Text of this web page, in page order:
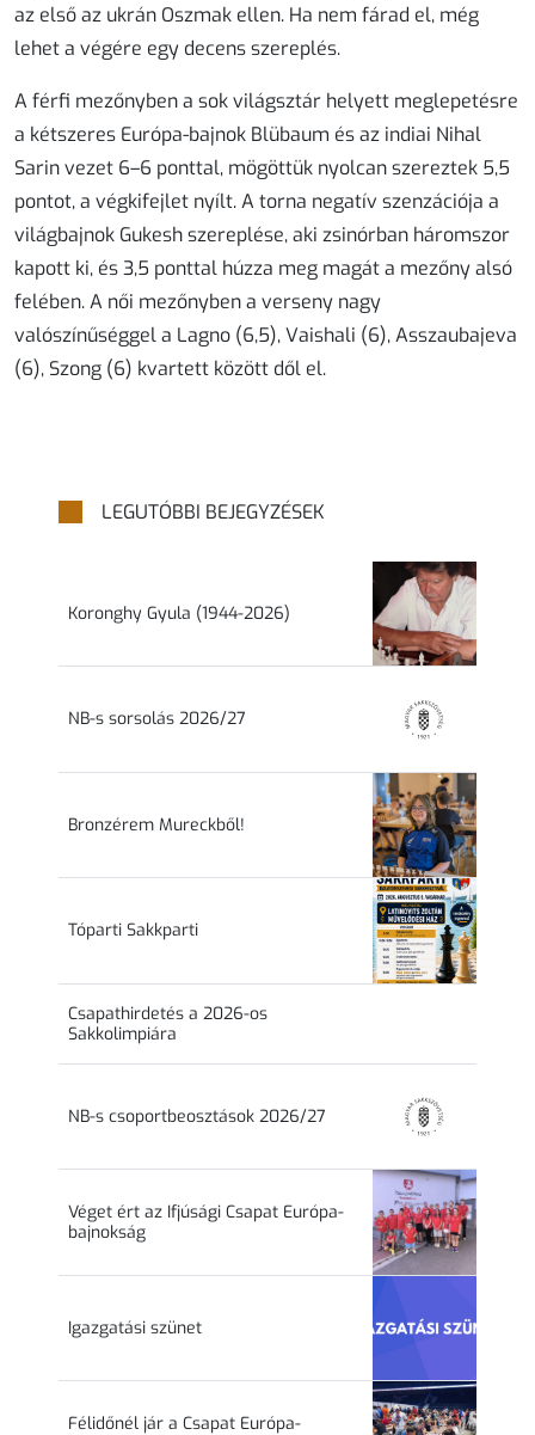
az első az ukrán Oszmak ellen. Ha nem fárad el, még
lehet a végére egy decens szereplés.
A férfi mezőnyben a sok világsztár helyett meglepetésre
a kétszeres Európa-bajnok Blübaum és az indiai Nihal
Sarin vezet 6–6 ponttal, mögöttük nyolcan szereztek 5,5
pontot, a végkifejlet nyílt. A torna negatív szenzációja a
világbajnok Gukesh szereplése, aki zsinórban háromszor
kapott ki, és 3,5 ponttal húzza meg magát a mezőny alsó
felében. A női mezőnyben a verseny nagy
valószínűséggel a Lagno (6,5), Vaishali (6), Asszaubajeva
(6), Szong (6) kvartett között dől el.
LEGUTÓBBI BEJEGYZÉSEK
Koronghy Gyula (1944-2026)
NB-s sorsolás 2026/27
Bronzérem Mureckből!
Tóparti Sakkparti
Csapathirdetés a 2026-os
Sakkolimpiára
NB-s csoportbeosztások 2026/27
Véget ért az Ifjúsági Csapat Európa-
bajnokság
Igazgatási szünet
Félidőnél jár a Csapat Európa-